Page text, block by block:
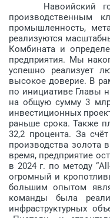
Навоийский горно-
производственным
промышленность,
реализуются
Комбината и
предприятия. Мы
успешно реализует
высокое доверие. В
по инициативе Главы
на общую сумму 3
инвестиционных
раньше срока. Также
32,2 процента. За
производства золота
время, предприятие
в 2024 г. по методу
огромный и
большим опытом
команды была
инфраструктурных